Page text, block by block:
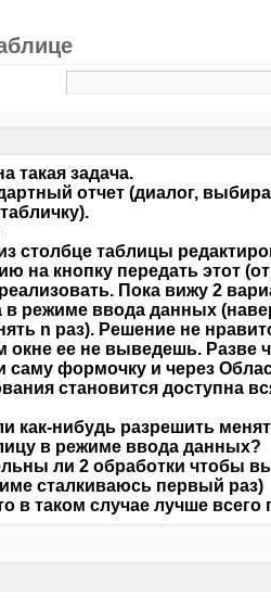
такая задача.
отчет (диалог,
столбце таблицы
на кнопку передать этот
Пока вижу 2
в режиме ввода данных
n раз). Решение не
окне ее не выведешь. Разве
саму формочку и через
становится доступна
как-нибудь разрешить
в режиме ввода данных?
ли 2 обработки чтобы
сталкиваюсь первый раз)
в таком случае лучше всего